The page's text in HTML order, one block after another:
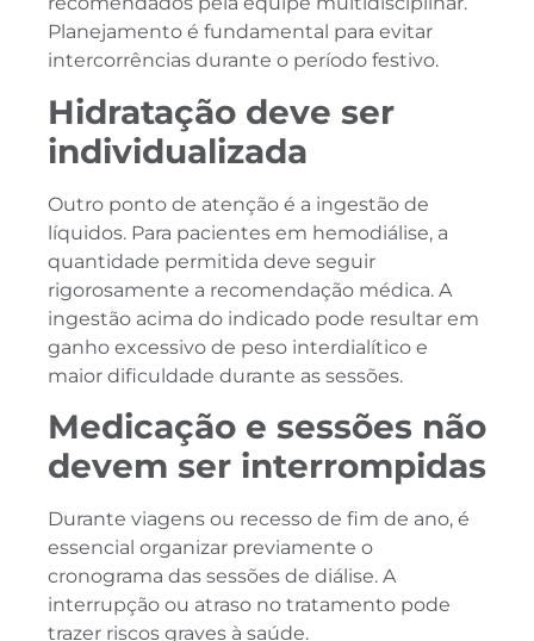
Planejamento é fundamental para evitar
intercorrências durante o período festivo.
Hidratação deve ser
individualizada
Outro ponto de atenção é a ingestão de
líquidos. Para pacientes em hemodiálise, a
quantidade permitida deve seguir
rigorosamente a recomendação médica. A
ingestão acima do indicado pode resultar em
ganho excessivo de peso interdialítico e
maior dificuldade durante as sessões.
Medicação e sessões não
devem ser interrompidas
Durante viagens ou recesso de fim de ano, é
essencial organizar previamente o
cronograma das sessões de diálise. A
interrupção ou atraso no tratamento pode
trazer riscos graves à saúde.